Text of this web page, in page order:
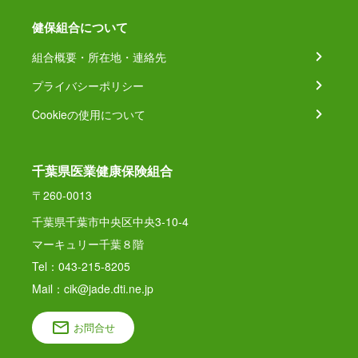
健保組合について
組合概要・所在地・連絡先
プライバシーポリシー
Cookieの使用について
千葉県医業健康保険組合
〒260-0013
千葉県千葉市中央区中央3-10-4
マーキュリー千葉８階
Tel：043-215-8205
Mail：cik@jade.dti.ne.jp
お問合せ